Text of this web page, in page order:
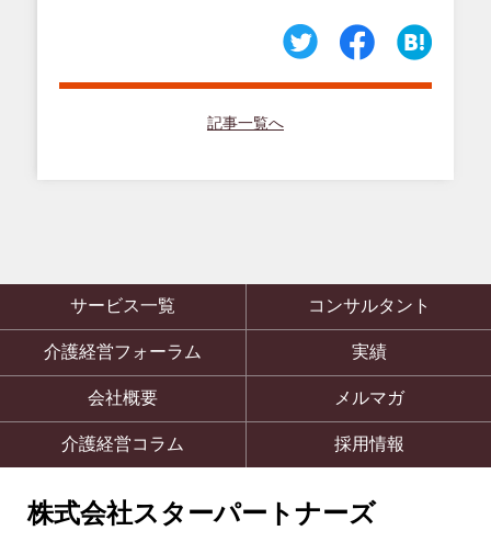
記事一覧へ
サービス一覧 コンサルタント
介護経営フォーラム 実績
会社概要 メルマガ
介護経営コラム 採用情報
株式会社スターパートナーズ